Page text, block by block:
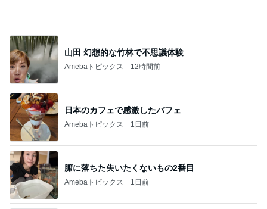
山田 幻想的な竹林で不思議体験
Amebaトピックス 12時間前
日本のカフェで感激したパフェ
Amebaトピックス 1日前
腑に落ちた失いたくないもの2番目
Amebaトピックス 1日前